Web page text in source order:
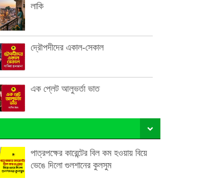
লাকি
দ্রৌপদীদের একাল-সেকাল
এক প্লেট আলুভর্তা ভাত
পাত্রপক্ষের কারেন্টের বিল কম হওয়ায় বিয়ে
ভেঙে দিলো গুলশানের কুলসুম